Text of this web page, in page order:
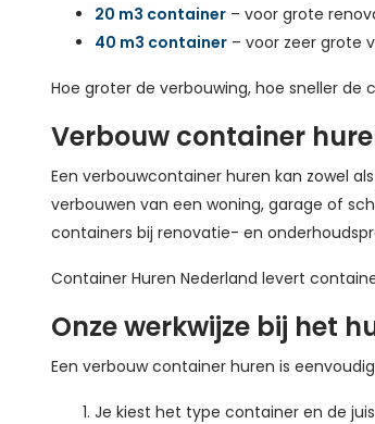
20 m3 container – voor grote
40 m3 container – voor zeer grote
Hoe groter de verbouwing, hoe sneller de
Verbouw container
Een verbouwcontainer huren kan zowel
verbouwen van een woning, garage of
containers bij renovatie- en
Container Huren Nederland levert
Onze werkwijze bij het
Een verbouw container huren is
Je kiest het type container en de